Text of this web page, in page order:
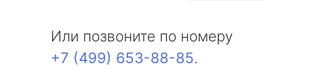
Или позвоните по номеру
+7 (499) 653-88-85.